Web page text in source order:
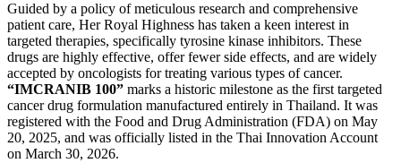
Guided by a policy of meticulous research and comprehensive
patient care, Her Royal Highness has taken a keen interest in
targeted therapies, specifically tyrosine kinase inhibitors. These
drugs are highly effective, offer fewer side effects, and are widely
accepted by oncologists for treating various types of cancer.
“IMCRANIB 100” marks a historic milestone as the first targeted
cancer drug formulation manufactured entirely in Thailand. It was
registered with the Food and Drug Administration (FDA) on May
20, 2025, and was officially listed in the Thai Innovation Account
on March 30, 2026.